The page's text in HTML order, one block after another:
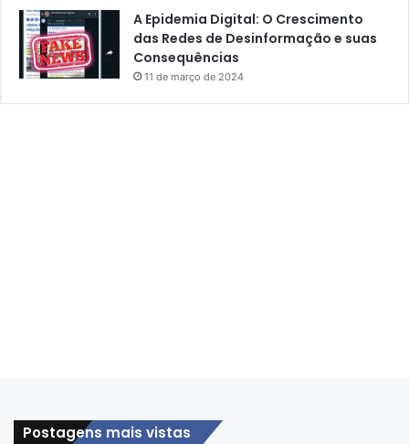
A Epidemia Digital: O Crescimento
das Redes de Desinformação e suas
Consequências
11 de março de 2024
Postagens mais vistas